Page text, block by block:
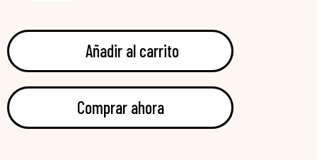
Añadir al carrito
Comprar ahora